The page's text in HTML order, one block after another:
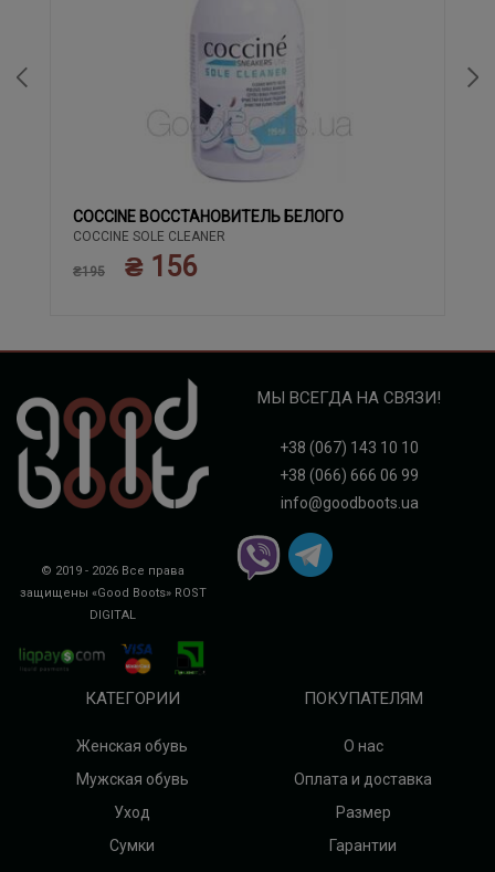
COCCINE ВОССТАНОВИТЕЛЬ БЕЛОГО
COCCINE SOLE CLEANER
₴195 ₴ 156
© 2019 - 2026 Все права
защищены «Good Boots» ROST
DIGITAL
МЫ ВСЕГДА НА СВЯЗИ!
+38 (067) 143 10 10
+38 (066) 666 06 99
info@goodboots.ua
КАТЕГОРИИ
Женская обувь
Мужская обувь
Уход
Сумки
ПОКУПАТЕЛЯМ
О нас
Оплата и доставка
Размер
Гарантии